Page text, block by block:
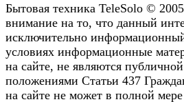
Бытовая техника TeleSolo ©
внимание на то, что данный
исключительно
условиях информационные
на сайте, не являются
положениями Статьи 437
на сайте не может в полной